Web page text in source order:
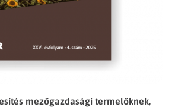
mezőgazdasági termelőknek,